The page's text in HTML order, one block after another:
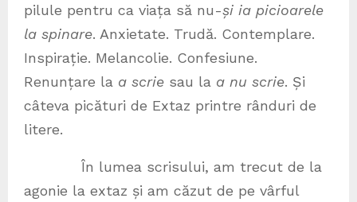
pilule pentru ca viața să nu-și ia picioarele
la spinare. Anxietate. Trudă. Contemplare.
Inspirație. Melancolie. Confesiune.
Renunțare la a scrie sau la a nu scrie. Și
câteva picături de Extaz printre rânduri de
litere.
În lumea scrisului, am trecut de la
agonie la extaz și am căzut de pe vârful